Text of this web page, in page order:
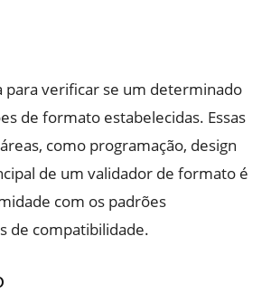
verificar se um determinado
de formato estabelecidas. Essas
como programação, design
de um validador de formato é
com os padrões
de compatibilidade.